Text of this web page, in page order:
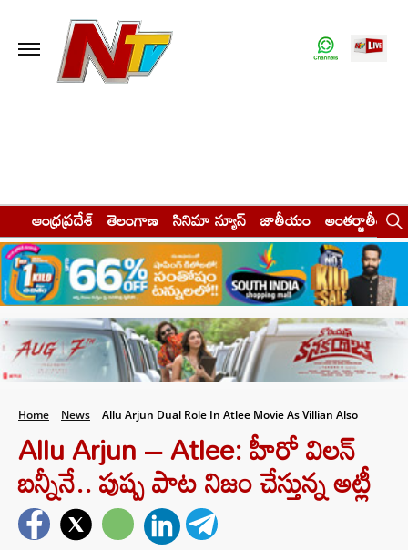
ఆంధ్రప్రదేశ్ తెలంగాణ సినిమా న్యూస్ జాతీయం అంతర్జాతీయం
Home News Allu Arjun Dual Role In Atlee Movie As Villian Also
Allu Arjun – Atlee: హీరో విలన్
బన్నీనే.. పుష్ప పాట నిజం చేస్తున్న అట్లీ